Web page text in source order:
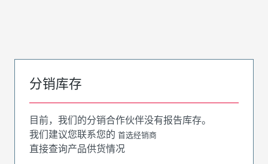
分销库存
目前，我们的分销合作伙伴没有报告库存。
我们建议您联系您的 首选经销商
直接查询产品供货情况